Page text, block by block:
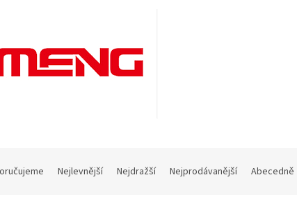
Nejlevnější Nejdražší Nejprodávanější Abecedně